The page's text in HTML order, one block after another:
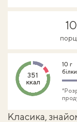
10
351
ккал
10 г
білки
Класика,